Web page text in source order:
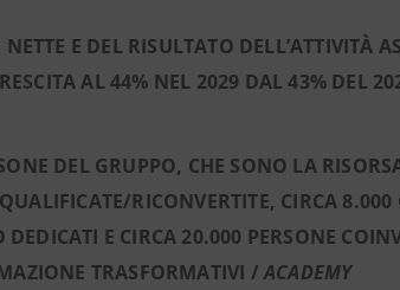
E DEL RISULTATO DELL’ATTIVITÀ
AL 44% NEL 2029 DAL 43% DEL
DEL GRUPPO, CHE SONO LA
RICONVERTITE, CIRCA
E CIRCA 20.000 PERSONE
TRASFORMATIVI /ACADEMY